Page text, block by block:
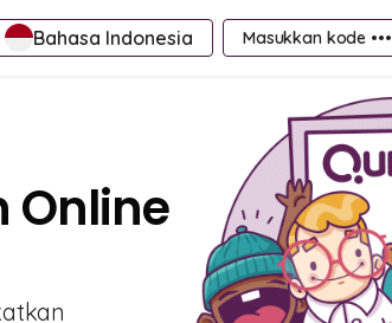
Bahasa Indonesia Masukkan kode •••
Online